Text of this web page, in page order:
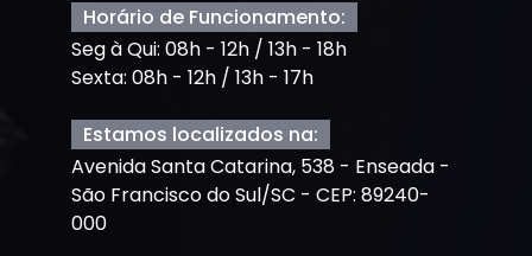
Horário de Funcionamento:
Seg à Qui: 08h - 12h / 13h - 18h
Sexta: 08h - 12h / 13h - 17h
Estamos localizados na:
Avenida Santa Catarina, 538 - Enseada -
São Francisco do Sul/SC - CEP: 89240-
000